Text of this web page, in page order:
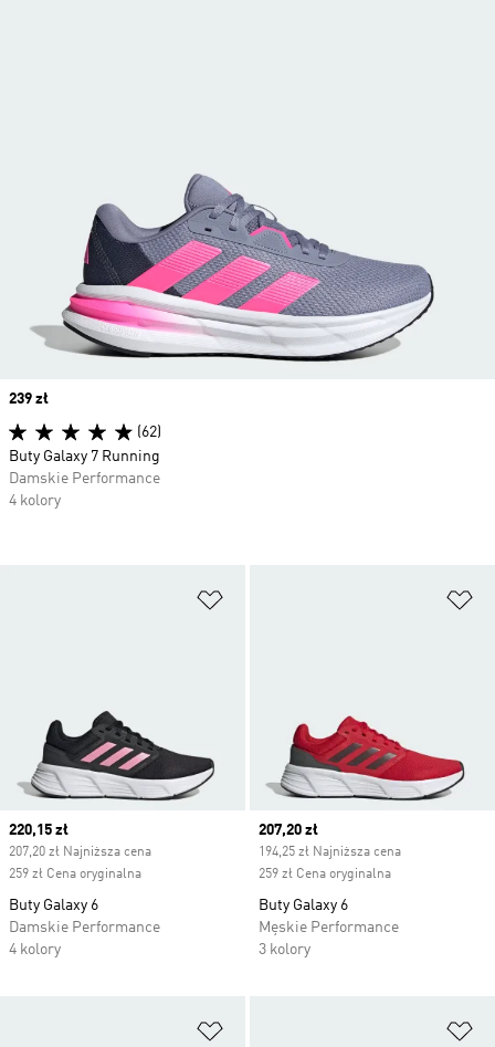
Current price
220,15 zł
207,20 zł Najniższa cena
259 zł Cena oryginalna
Buty Galaxy 6
Damskie Performance
4 kolory
Current price
207,20 zł
194,25 zł Najniższa cena
259 zł Cena oryginalna
Buty Galaxy 6
Męskie Performance
3 kolory
Price
239 zł
(62)
Buty Galaxy 7 Running
Damskie Performance
4 kolory